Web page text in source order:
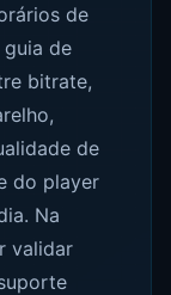
de
de
bitrate,
de
do player
Na
validar